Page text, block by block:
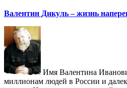
Валентин Дикуль – жизнь
Имя Валентина
миллионам людей в России и